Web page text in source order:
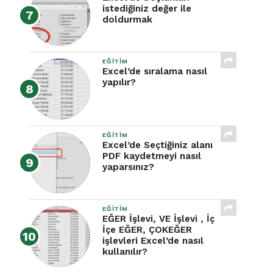
istediğiniz değer ile
doldurmak
EĞITIM
Excel’de sıralama nasıl
yapılır?
EĞITIM
Excel’de Seçtiğiniz alanı
PDF kaydetmeyi nasıl
yaparsınız?
EĞITIM
EĞER İşlevi, VE İşlevi , İç
İçe EĞER, ÇOKEĞER
işlevleri Excel’de nasıl
kullanılır?